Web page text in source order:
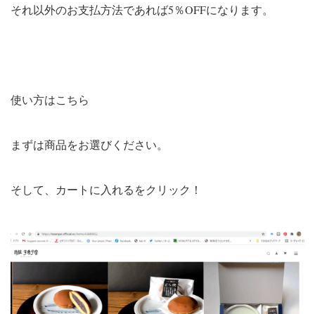
それ以外のお支払方法であれば5％OFFになります。
使い方はこちら
まずは商品をお選びください。
そして、カートに入れるをクリック！